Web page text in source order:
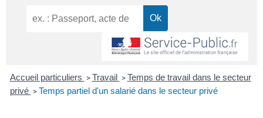
Accueil particuliers > Travail > Temps de travail dans le secteur
privé > Temps partiel d'un salarié dans le secteur privé